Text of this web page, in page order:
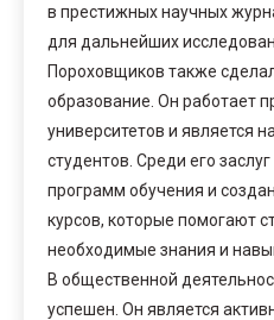
в престижных научных
для дальнейших
Пороховщиков также
образование. Он работает
университетов и является
студентов. Среди его
программ обучения и
курсов, которые помогают
необходимые знания и
В общественной
успешен. Он является